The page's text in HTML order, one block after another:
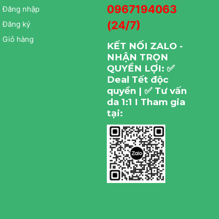
Đăng nhập
Đăng ký
Giỏ hàng
0967194063
(24/7)
KẾT NỐI ZALO -
NHẬN TRỌN
QUYỀN LỢI: ✅
Deal Tết độc
quyền | ✅ Tư vấn
da 1:1 I Tham gia
tại: